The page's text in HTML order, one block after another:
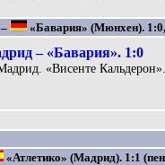
«Бавария» (Мюнхен).
– «Бавария». 1:0
«Висенте
«Атлетико» (Мадрид). 1:1